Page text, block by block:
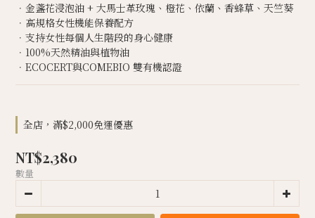
．金盞花浸泡油 + 大馬士革玫瑰、橙花、依蘭、香蜂草、天竺葵
．高規格女性機能保養配方
．支持女性每個人生階段的身心健康
．100%天然精油與植物油
．ECOCERT與COMEBIO 雙有機認證
全店，滿$2,000免運優惠
NT$2,380
數量